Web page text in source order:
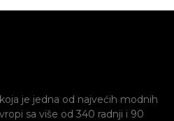
je jedna od najvećih modnih
sa više od 340 radnji i 90